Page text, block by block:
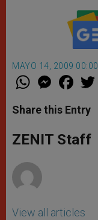
MAYO 14, 2009 00:00
W
t
s
p
p
M
e
s
e
g
e
F
a
e
b
o
k
Share this Entry
ZENIT Staff
View all articles